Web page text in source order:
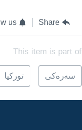
Share
us
This item is part of
سه‌ره‌کی تورکیا